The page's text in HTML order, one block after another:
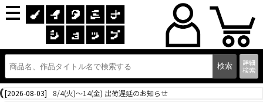
詳細
検索
[2026-08-03]
8/4(火)～14(金) 出荷遅延のお知らせ